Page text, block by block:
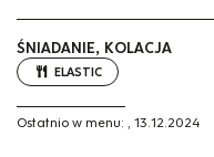
ŚNIADANIE, KOLACJA
ELASTIC
Ostatnio w menu: , 13.12.2024